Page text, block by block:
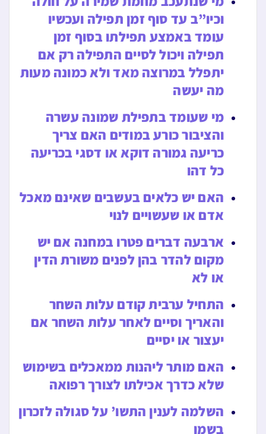
וכיו”ב עד סוף זמן תפילה ועכשיו
עומד באמצע תפילתו בסוף זמן
תפילה ויכול לסיים התפילה רק אם
יתפלל במרוצה מאד ולא כמונה מעות
מה יעשה
מי שעומד בתפילת שמונה עשרה
והציבור כורע במודים האם צריך
כריעה גמורה דוקא או דסגי בכריעה
כל דהו
האם יש כלאים בעשבים שאינם מאכל
אדם או שעשויים לנוי
ארבעה דברים פטרו במחנה אם יש
מקום להדר בהן לפנים משורת הדין
או לא
התחיל ערבית קודם עלות השחר
והאריך וסיים לאחר עלות השחר אם
יעצור או יסיים
האם מותר ליהנות ממאכלים בשימוש
שלא כדרך אכילתו לצורך רפואה
השלמה לענין התשו’ על סגולה לזכרון
בשמן